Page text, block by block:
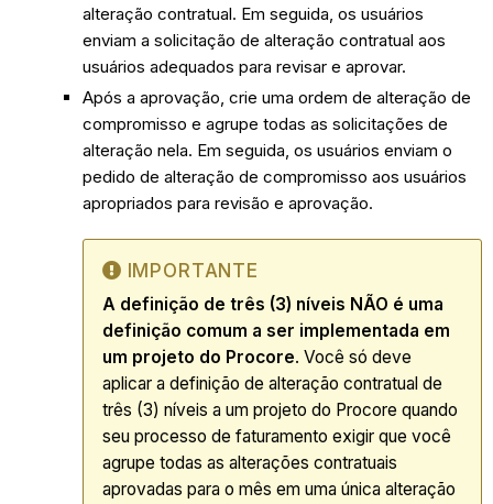
alteração contratual. Em seguida, os usuários
enviam a solicitação de alteração contratual aos
usuários adequados para revisar e aprovar.
Após a aprovação, crie uma ordem de alteração de
compromisso e agrupe todas as solicitações de
alteração nela. Em seguida, os usuários enviam o
pedido de alteração de compromisso aos usuários
apropriados para revisão e aprovação.
IMPORTANTE
A definição de três (3) níveis NÃO é uma
definição comum a ser implementada em
um projeto do Procore. Você só deve
aplicar a definição de alteração contratual de
três (3) níveis a um projeto do Procore quando
seu processo de faturamento exigir que você
agrupe todas as alterações contratuais
aprovadas para o mês em uma única alteração